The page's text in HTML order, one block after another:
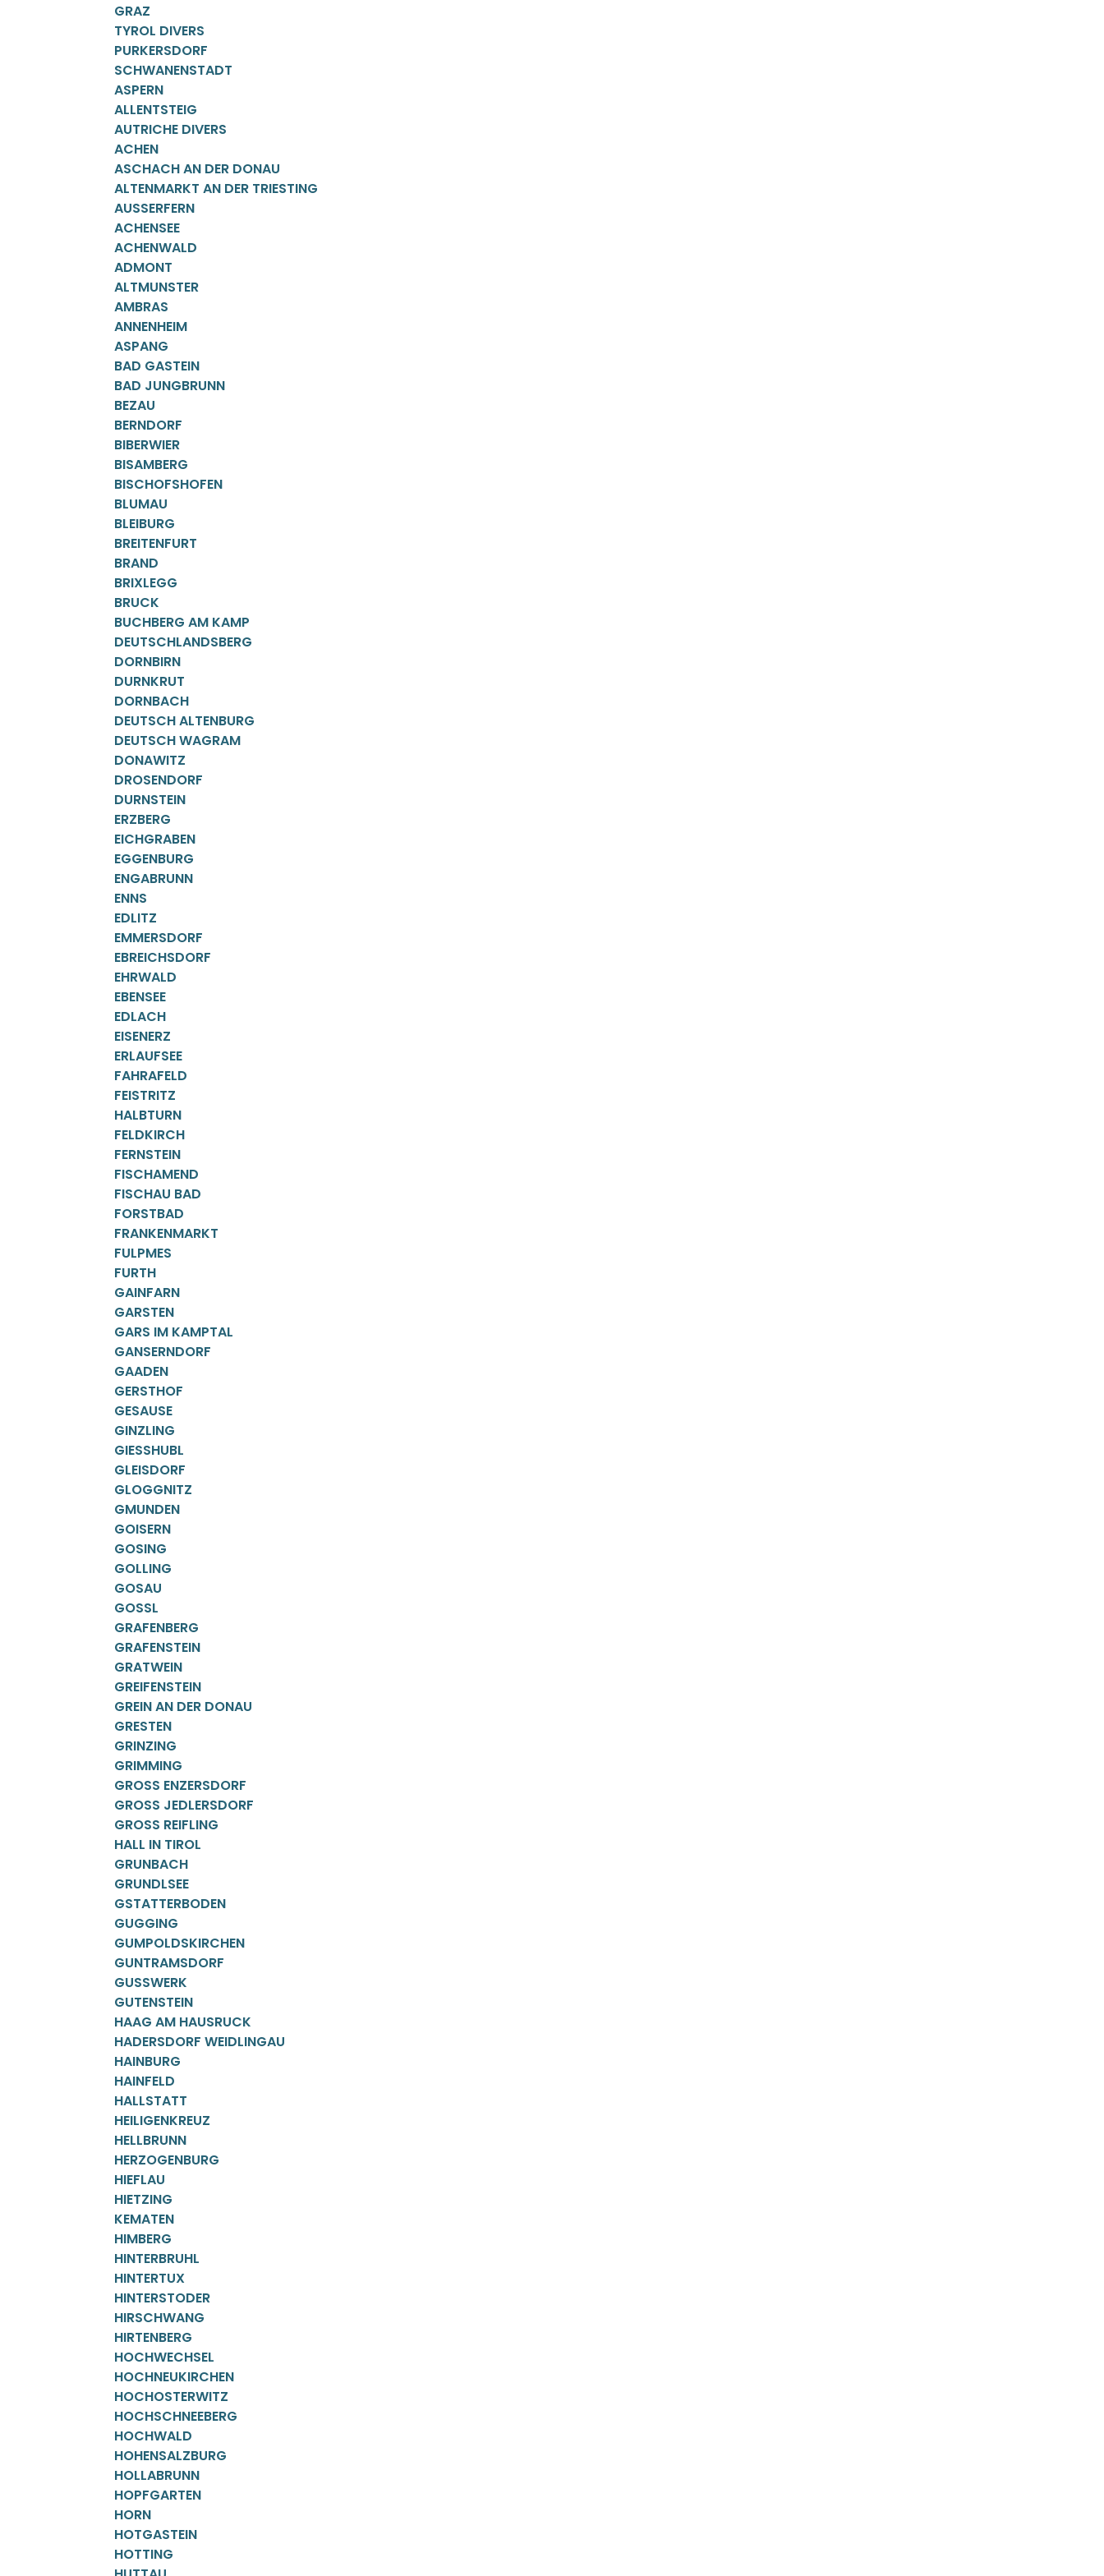
GRAZ
TYROL DIVERS
PURKERSDORF
SCHWANENSTADT
ASPERN
ALLENTSTEIG
AUTRICHE DIVERS
ACHEN
ASCHACH AN DER DONAU
ALTENMARKT AN DER TRIESTING
AUSSERFERN
ACHENSEE
ACHENWALD
ADMONT
ALTMUNSTER
AMBRAS
ANNENHEIM
ASPANG
BAD GASTEIN
BAD JUNGBRUNN
BEZAU
BERNDORF
BIBERWIER
BISAMBERG
BISCHOFSHOFEN
BLUMAU
BLEIBURG
BREITENFURT
BRAND
BRIXLEGG
BRUCK
BUCHBERG AM KAMP
DEUTSCHLANDSBERG
DORNBIRN
DURNKRUT
DORNBACH
DEUTSCH ALTENBURG
DEUTSCH WAGRAM
DONAWITZ
DROSENDORF
DURNSTEIN
ERZBERG
EICHGRABEN
EGGENBURG
ENGABRUNN
ENNS
EDLITZ
EMMERSDORF
EBREICHSDORF
EHRWALD
EBENSEE
EDLACH
EISENERZ
ERLAUFSEE
FAHRAFELD
FEISTRITZ
HALBTURN
FELDKIRCH
FERNSTEIN
FISCHAMEND
FISCHAU BAD
FORSTBAD
FRANKENMARKT
FULPMES
FURTH
GAINFARN
GARSTEN
GARS IM KAMPTAL
GANSERNDORF
GAADEN
GERSTHOF
GESAUSE
GINZLING
GIESSHUBL
GLEISDORF
GLOGGNITZ
GMUNDEN
GOISERN
GOSING
GOLLING
GOSAU
GOSSL
GRAFENBERG
GRAFENSTEIN
GRATWEIN
GREIFENSTEIN
GREIN AN DER DONAU
GRESTEN
GRINZING
GRIMMING
GROSS ENZERSDORF
GROSS JEDLERSDORF
GROSS REIFLING
HALL IN TIROL
GRUNBACH
GRUNDLSEE
GSTATTERBODEN
GUGGING
GUMPOLDSKIRCHEN
GUNTRAMSDORF
GUSSWERK
GUTENSTEIN
HAAG AM HAUSRUCK
HADERSDORF WEIDLINGAU
HAINBURG
HAINFELD
HALLSTATT
HEILIGENKREUZ
HELLBRUNN
HERZOGENBURG
HIEFLAU
HIETZING
KEMATEN
HIMBERG
HINTERBRUHL
HINTERTUX
HINTERSTODER
HIRSCHWANG
HIRTENBERG
HOCHWECHSEL
HOCHNEUKIRCHEN
HOCHOSTERWITZ
HOCHSCHNEEBERG
HOCHWALD
HOHENSALZBURG
HOLLABRUNN
HOPFGARTEN
HORN
HOTGASTEIN
HOTTING